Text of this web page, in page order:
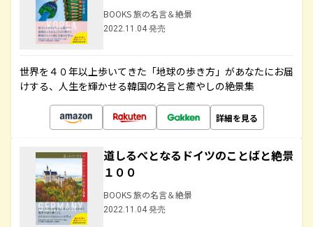
BOOKS 旅の名言＆絶景
2022.11.04 発売
世界を４０年以上歩いてきた「地球の歩き方」があなたにお届
けする、人生を輝かせる韓国の名言と癒やしの絶景集
詳細を見る
道しるべとなるドイツのことばと絶景
１００
BOOKS 旅の名言＆絶景
2022.11.04 発売